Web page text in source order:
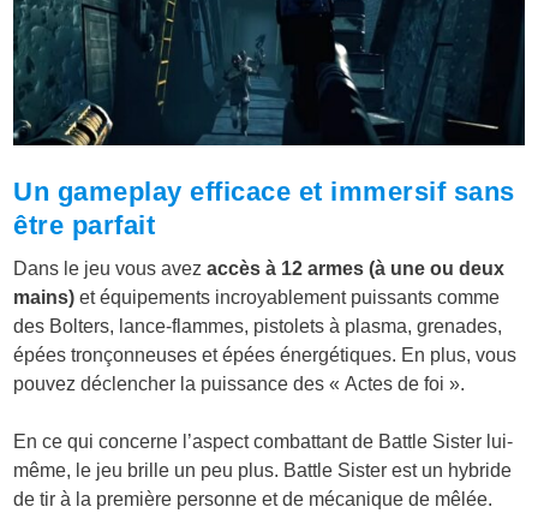
Un gameplay efficace et immersif sans
être parfait
Dans le jeu vous avezaccès à 12 armes (à une ou deux
mains) et équipements incroyablement puissants comme
des Bolters, lance-flammes, pistolets à plasma, grenades,
épées tronçonneuses et épées énergétiques. En plus, vous
pouvez déclencher la puissance des « Actes de foi ».
En ce qui concerne l’aspect combattant de Battle Sister lui-
même, le jeu brille un peu plus. Battle Sister est un hybride
de tir à la première personne et de mécanique de mêlée.